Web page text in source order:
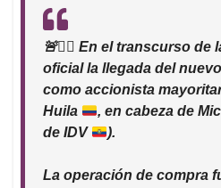
🚨✍🏾 En el transcurso de
oficial la llegada del
como accionista
Huila
, en cabeza de
de IDV
).
La operación de compra